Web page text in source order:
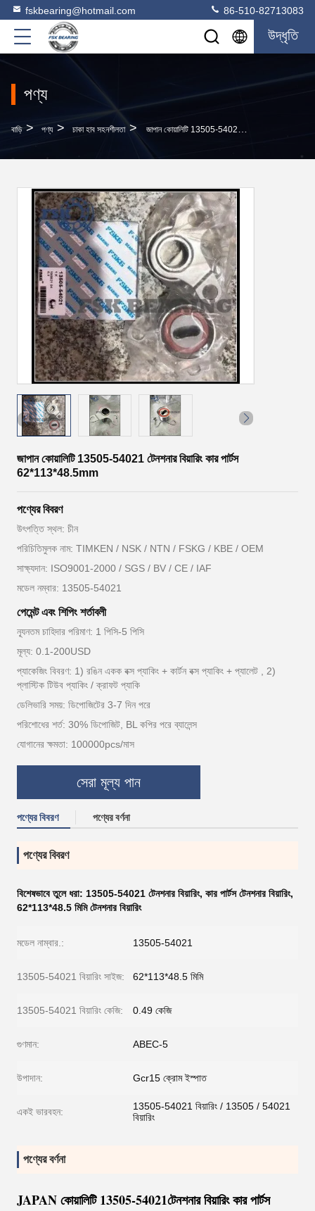
fskbearing@hotmail.com 86-510-82713083
উদ্ধৃতি
পণ্য
বাড়ি > পণ্য > চাকা হাব সহনশীলতা > জাপান কোয়ালিটি 13505-54021 টেনশনার বিয়ারিং কার পার্টস 62*113*48.5mm
জাপান কোয়ালিটি 13505-54021 টেনশনার বিয়ারিং কার পার্টস
62*113*48.5mm
পণ্যের বিবরণ
উৎপত্তি স্থল: চীন
পরিচিতিমুলক নাম: TIMKEN / NSK / NTN / FSKG / KBE / OEM
সাক্ষ্যদান: ISO9001-2000 / SGS / BV / CE / IAF
মডেল নম্বার: 13505-54021
পেমেন্ট এবং শিপিং শর্তাবলী
ন্যূনতম চাহিদার পরিমাণ: 1 পিসি-5 পিসি
মূল্য: 0.1-200USD
প্যাকেজিং বিবরণ: 1) রঙিন একক বক্স প্যাকিং + কার্টন বক্স প্যাকিং + প্যালেট , 2)
প্লাস্টিক টিউব প্যাকিং / ক্রাফট প্যাকি
ডেলিভারি সময়: ডিপোজিটের 3-7 দিন পরে
পরিশোধের শর্ত: 30% ডিপোজিট, BL কপির পরে ব্যালেন্স
যোগানের ক্ষমতা: 100000pcs/মাস
সেরা মূল্য পান
পণ্যের বিবরণ পণ্যের বর্ণনা
পণ্যের বিবরণ
বিশেষভাবে তুলে ধরা: 13505-54021 টেনশনার বিয়ারিং, কার পার্টস টেনশনার বিয়ারিং,
62*113*48.5 মিমি টেনশনার বিয়ারিং
মডেল নাম্বার.: 13505-54021
13505-54021 বিয়ারিং সাইজ: 62*113*48.5 মিমি
13505-54021 বিয়ারিং কেজি: 0.49 কেজি
গুণমান: ABEC-5
উপাদান: Gcr15 ক্রোম ইস্পাত
একই ভারবহন:
13505-54021 বিয়ারিং / 13505 / 54021
বিয়ারিং
পণ্যের বর্ণনা
JAPAN কোয়ালিটি 13505-54021টেনশনার বিয়ারিং কার পার্টস